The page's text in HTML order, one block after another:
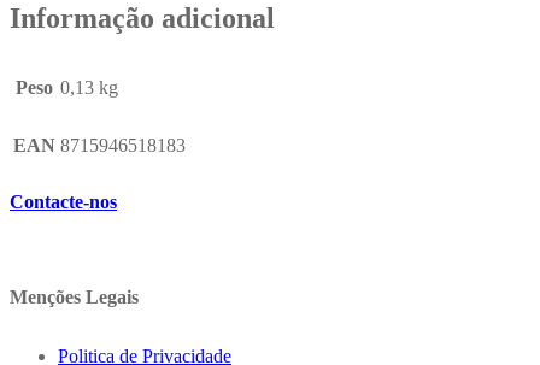
Informação adicional
Peso 0,13 kg
EAN 8715946518183
Contacte-nos
Menções Legais
Politica de Privacidade